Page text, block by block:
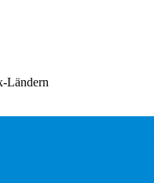
Ländern